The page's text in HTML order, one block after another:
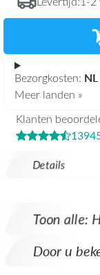
Details
Bezorgkosten: NL
Meer landen »
Klanten
Toon alle:
Door u